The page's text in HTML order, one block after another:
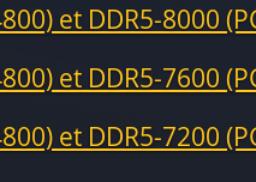
et DDR5-8000
et DDR5-7600
et DDR5-7200